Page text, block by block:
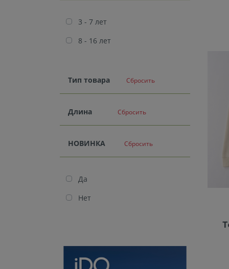
3 - 7 лет
8 - 16 лет
Тип товара Сбросить
Длина Сбросить
НОВИНКА Сбросить
Да
Нет